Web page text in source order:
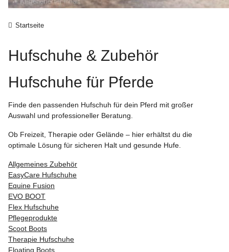
Startseite
Hufschuhe & Zubehör
Hufschuhe für Pferde
Finde den passenden Hufschuh für dein Pferd mit großer
Auswahl und professioneller Beratung.
Ob Freizeit, Therapie oder Gelände – hier erhältst du die
optimale Lösung für sicheren Halt und gesunde Hufe.
Allgemeines Zubehör
EasyCare Hufschuhe
Equine Fusion
EVO BOOT
Flex Hufschuhe
Pflegeprodukte
Scoot Boots
Therapie Hufschuhe
Floating Boots